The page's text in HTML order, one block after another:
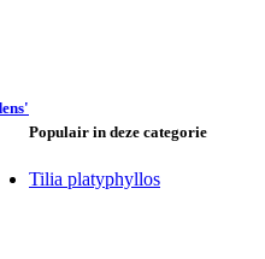
Populair in deze categorie
Tilia platyphyllos